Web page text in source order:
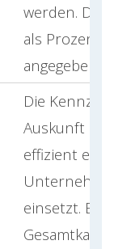
werden. Das
als
angegeben.
Die
Auskunft
effizient ein
einsetzt.